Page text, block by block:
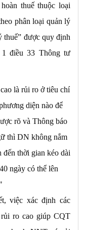
thuế thuộc loại
phân loại quản lý
thuế” được quy định
điều 33 Thông tư
là rủi ro ở tiêu chí
diện nào để
rõ và Thông báo
thì DN không nắm
thời gian kéo dài
ngày có thể lên
việc xác định các
ro cao giúp CQT